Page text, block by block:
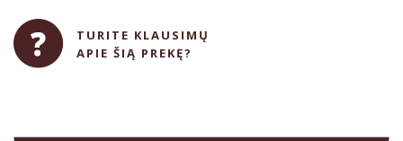
TURITE KLAUSIMŲ
APIE ŠIĄ PREKĘ?